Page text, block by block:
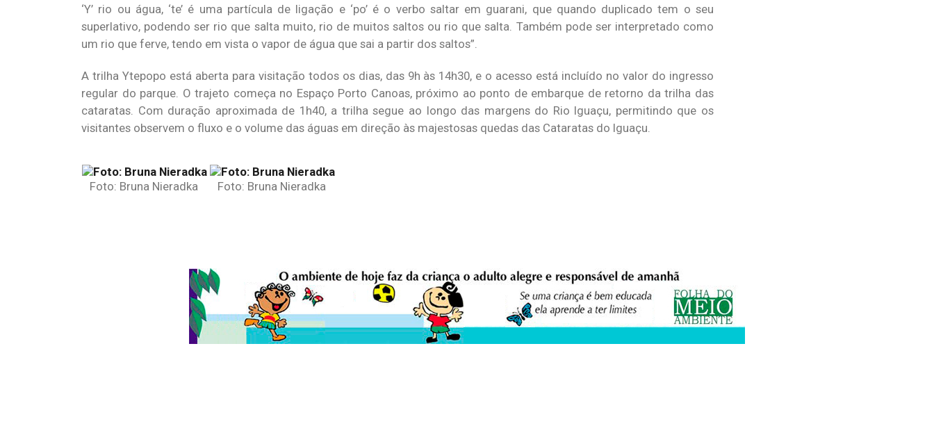
‘Y’ rio ou água, ‘te’ é uma partícula de ligação e ‘po’ é o verbo saltar em guarani, que quando duplicado tem o seu
superlativo, podendo ser rio que salta muito, rio de muitos saltos ou rio que salta. Também pode ser interpretado como
um rio que ferve, tendo em vista o vapor de água que sai a partir dos saltos”.
A trilha Ytepopo está aberta para visitação todos os dias, das 9h às 14h30, e o acesso está incluído no valor do ingresso
regular do parque. O trajeto começa no Espaço Porto Canoas, próximo ao ponto de embarque de retorno da trilha das
cataratas. Com duração aproximada de 1h40, a trilha segue ao longo das margens do Rio Iguaçu, permitindo que os
visitantes observem o fluxo e o volume das águas em direção às majestosas quedas das Cataratas do Iguaçu.
Foto: Bruna Nieradka Foto: Bruna Nieradka